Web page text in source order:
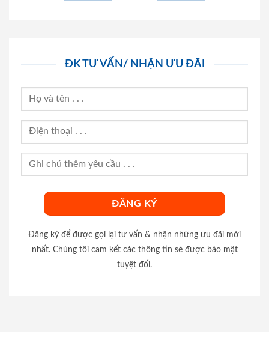
ĐK TƯ VẤN/ NHẬN ƯU ĐÃI
Đăng ký để được gọi lại tư vấn & nhận những ưu đãi mới
nhất. Chúng tôi cam kết các thông tin sẽ được bảo mật
tuyệt đối.